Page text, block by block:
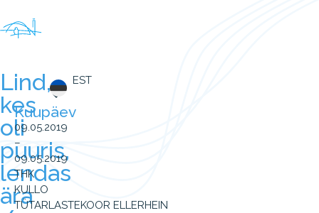
EST
Lind,
kes
oli
puuris,
lendas
ära
Kuupäev
09.05.2019
–
09.05.2019
THK
KULLO
TÜTARLASTEKOOR ELLERHEIN